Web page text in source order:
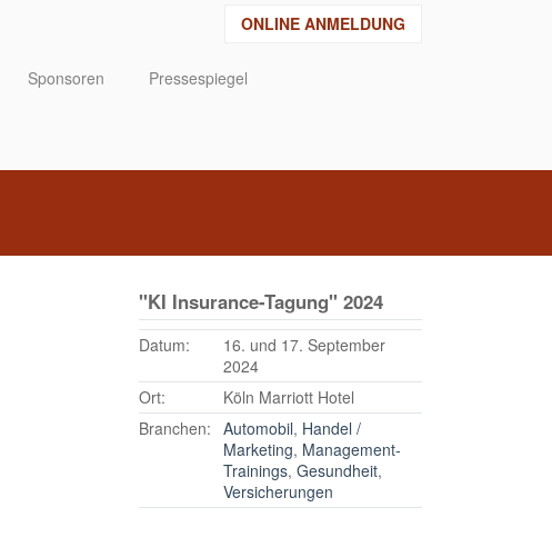
ONLINE ANMELDUNG
Sponsoren Pressespiegel
"KI Insurance-Tagung" 2024
Datum:
16. und 17. September
2024
Ort:
Köln Marriott Hotel
Branchen: Automobil, Handel /
Marketing, Management-
Trainings, Gesundheit,
Versicherungen